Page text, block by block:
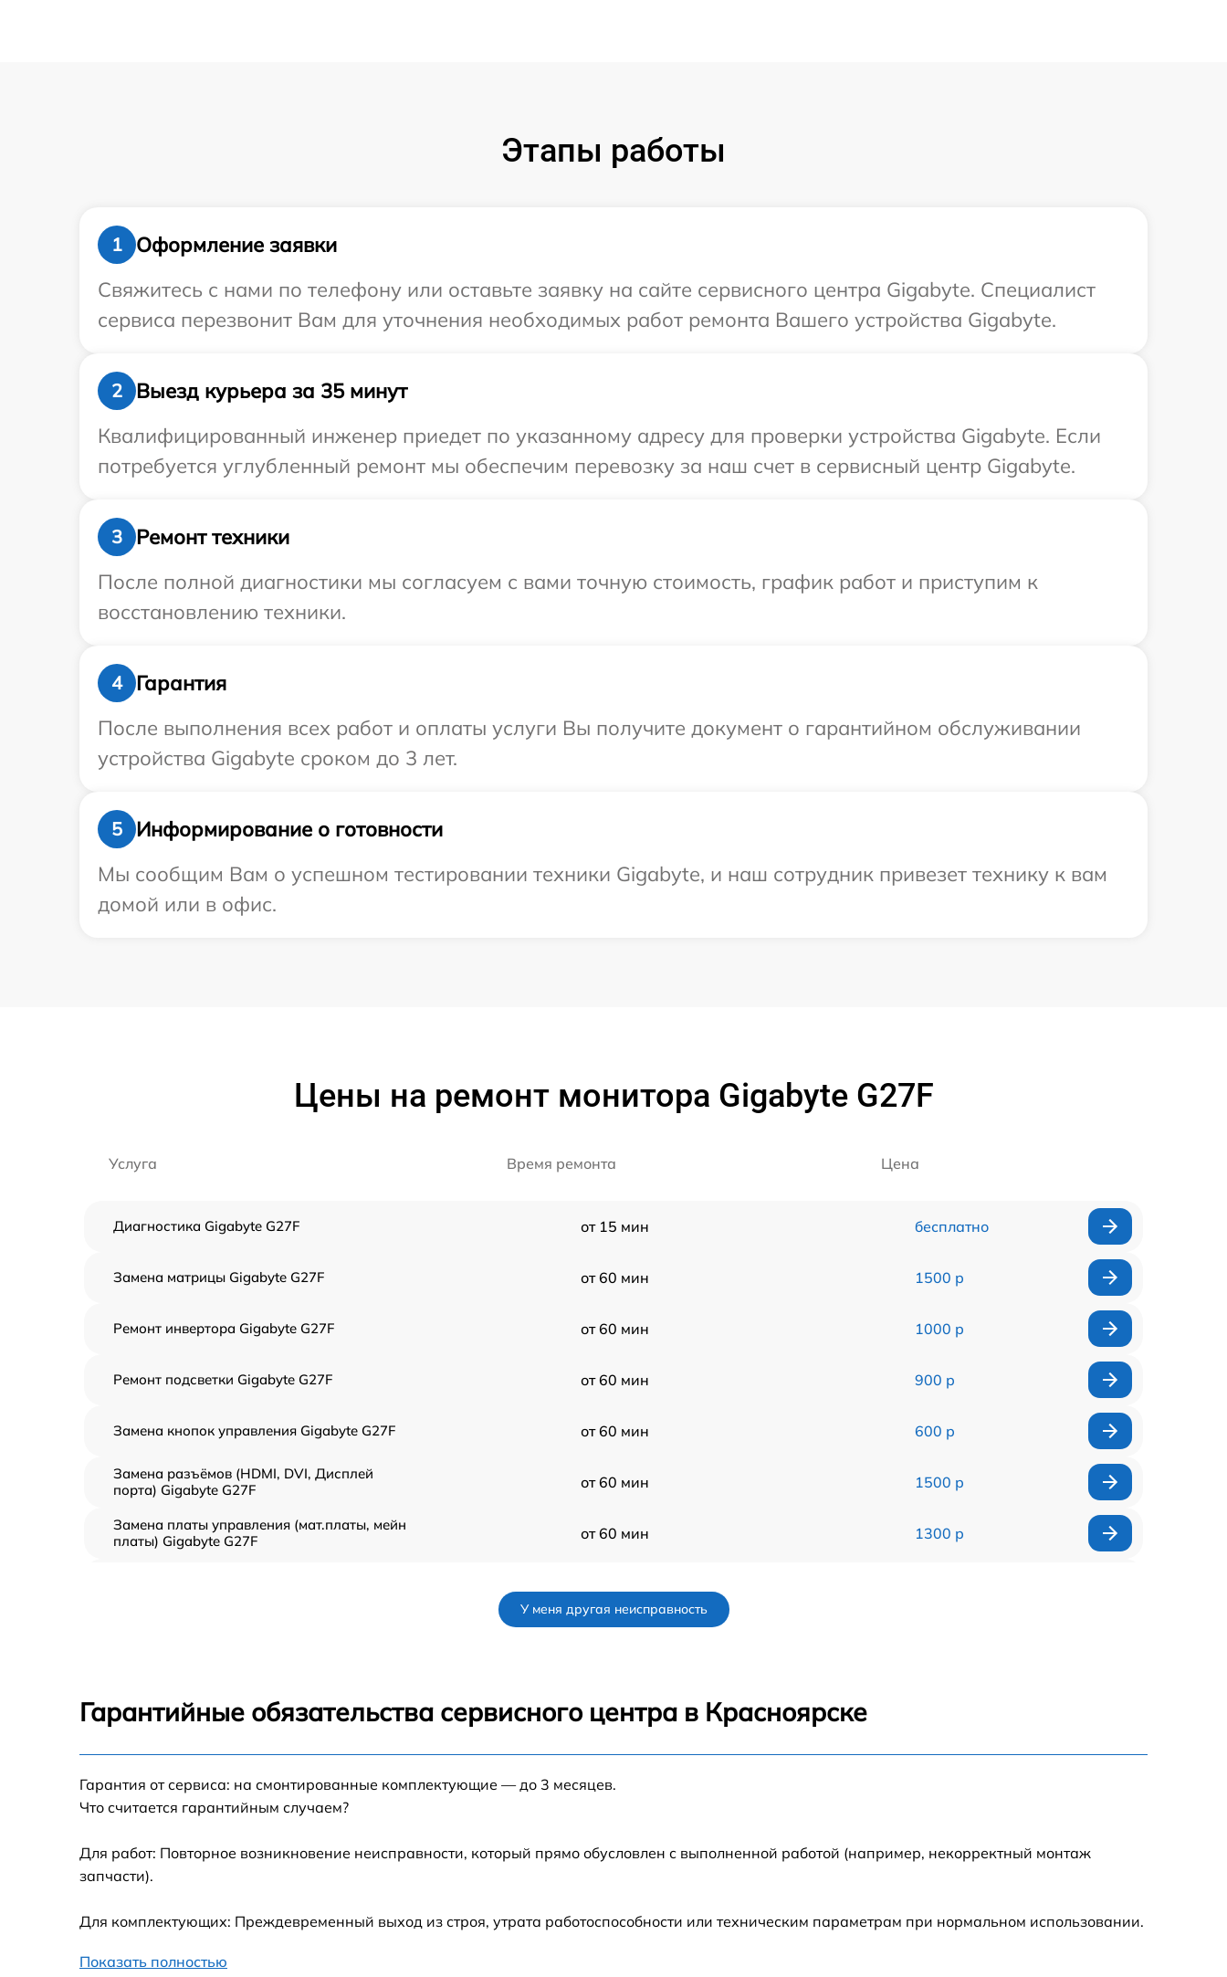
Этапы работы
1
Оформление заявки
Свяжитесь с нами по телефону или оставьте заявку на сайте сервисного центра Gigabyte. Специалист
сервиса перезвонит Вам для уточнения необходимых работ ремонта Вашего устройства Gigabyte.
2
Выезд курьера за 35 минут
Квалифицированный инженер приедет по указанному адресу для проверки устройства Gigabyte. Если
потребуется углубленный ремонт мы обеспечим перевозку за наш счет в сервисный центр Gigabyte.
3
Ремонт техники
После полной диагностики мы согласуем с вами точную стоимость, график работ и приступим к
восстановлению техники.
4
Гарантия
После выполнения всех работ и оплаты услуги Вы получите документ о гарантийном обслуживании
устройства Gigabyte сроком до 3 лет.
5
Информирование о готовности
Мы сообщим Вам о успешном тестировании техники Gigabyte, и наш сотрудник привезет технику к вам
домой или в офис.
Цены на ремонт монитора Gigabyte G27F
Услуга Время ремонта Цена
Диагностика Gigabyte G27F от 15 мин бесплатно
Замена матрицы Gigabyte G27F от 60 мин 1500 р
Ремонт инвертора Gigabyte G27F от 60 мин 1000 р
Ремонт подсветки Gigabyte G27F от 60 мин 900 р
Замена кнопок управления Gigabyte G27F от 60 мин 600 р
Замена разъёмов (HDMI, DVI, Дисплей
порта) Gigabyte G27F
от 60 мин 1500 р
Замена платы управления (мат.платы, мейн
платы) Gigabyte G27F
от 60 мин 1300 р
Замена блока питания Gigabyte G27F от 60 мин
G27F
У меня другая неисправность
Гарантийные обязательства сервисного центра в Красноярске
Гарантия от сервиса: на смонтированные комплектующие — до 3 месяцев.
Что считается гарантийным случаем?
Для работ: Повторное возникновение неисправности, который прямо обусловлен с выполненной работой (например, некорректный монтаж
запчасти).
Для комплектующих: Преждевременный выход из строя, утрата работоспособности или техническим параметрам при нормальном использовании.
Показать полностью